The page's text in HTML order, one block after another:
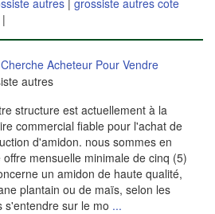
autres | grossiste autres cote
|
Cherche Acheteur Pour Vendre
autres
structure est actuellement à la
commercial fiable pour l'achat de
d'amidon. nous sommes en
mensuelle minimale de cinq (5)
un amidon de haute qualité,
plantain ou de maïs, selon les
s'entendre sur le mo ...